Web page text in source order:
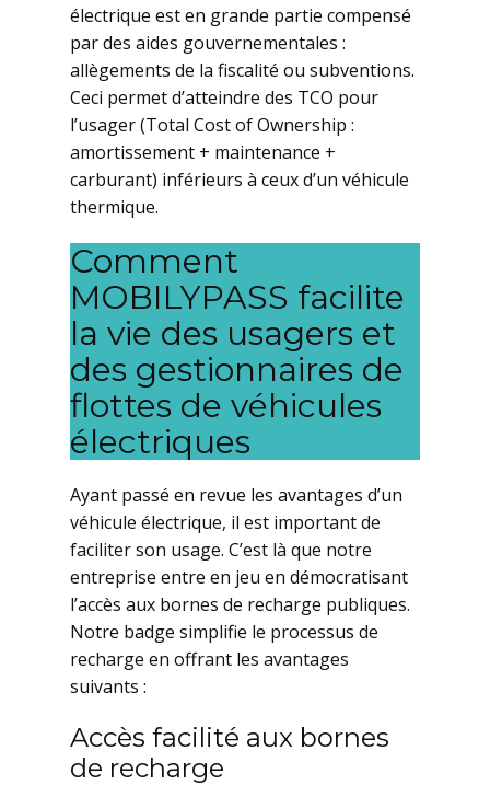
électrique est en grande partie compensé
par des aides gouvernementales :
allègements de la fiscalité ou subventions.
Ceci permet d’atteindre des TCO pour
l’usager (Total Cost of Ownership :
amortissement + maintenance +
carburant) inférieurs à ceux d’un véhicule
thermique.
Comment
MOBILYPASS facilite
la vie des usagers et
des gestionnaires de
flottes de véhicules
électriques
Ayant passé en revue les avantages d’un
véhicule électrique, il est important de
faciliter son usage. C’est là que notre
entreprise entre en jeu en démocratisant
l’accès aux bornes de recharge publiques.
Notre badge simplifie le processus de
recharge en offrant les avantages
suivants :
Accès facilité aux bornes
de recharge